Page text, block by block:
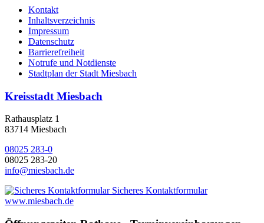
Kontakt
Inhaltsverzeichnis
Impressum
Datenschutz
Barrierefreiheit
Notrufe und Notdienste
Stadtplan der Stadt Miesbach
Kreisstadt Miesbach
Rathausplatz 1
83714 Miesbach
08025 283-0
08025 283-20
info@miesbach.de
Sicheres Kontaktformular
www.miesbach.de